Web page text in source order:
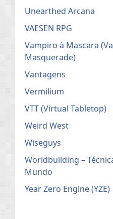
Unearthed Arcana
VAESEN RPG
Vampiro à Mascara
Masquerade)
Vantagens
Vermilium
VTT (Virtual Tabletop)
Weird West
Wiseguys
Worldbuilding –
Mundo
Year Zero Engine (YZE)